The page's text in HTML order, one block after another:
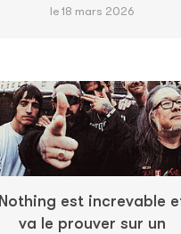
le 18 mars 2026
Nothing est increvable
va le prouver sur un